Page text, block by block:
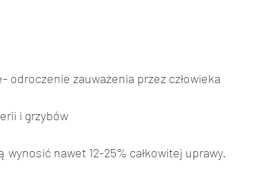
zauważenia przez człowieka
i grzybów
nawet 12-25% całkowitej uprawy.